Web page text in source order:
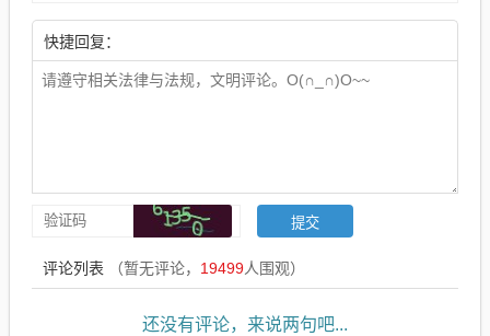
快捷回复：
评论列表 （暂无评论， 19499人围观）
还没有评论，来说两句吧...